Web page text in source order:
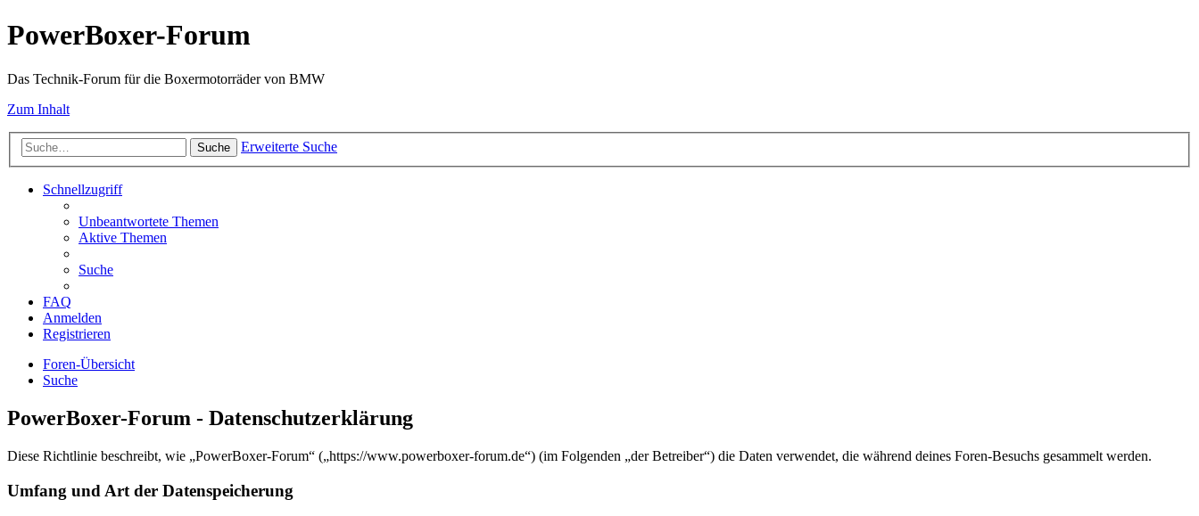
PowerBoxer-Forum
Das Technik-Forum für die Boxermotorräder von BMW
Zum Inhalt
Suche Erweiterte Suche
Schnellzugriff
Unbeantwortete Themen
Aktive Themen
Suche
FAQ
Anmelden
Registrieren
Foren-Übersicht
Suche
PowerBoxer-Forum - Datenschutzerklärung
Diese Richtlinie beschreibt, wie „PowerBoxer-Forum“ („https://www.powerboxer-forum.de“) (im Folgenden „der Betreiber“) die Daten verwendet, die während deines Foren-Besuchs gesammelt werden.
Umfang und Art der Datenspeicherung